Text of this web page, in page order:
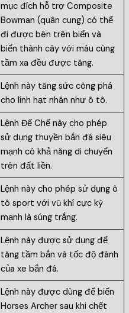
mục đích hỗ trợ Composite
Bowman (quân cung) có thể
đi được bên trên biển và
biến thành cây với máu cùng
tầm xa đều được tăng.
Lệnh này tăng sức công phá
cho lính hạt nhân như ô tô.
Lệnh Đế Chế này cho phép
sử dụng thuyền bắn đá siêu
mạnh có khả năng di chuyển
trên đất liền.
Lệnh này cho phép sử dụng ô
tô sport với vũ khí cực kỳ
mạnh là súng trắng.
Lệnh này được sử dụng để
tăng tầm bắn và tốc độ đánh
của xe bắn đá.
Lệnh này được dùng để biến
Horses Archer sau khi chết